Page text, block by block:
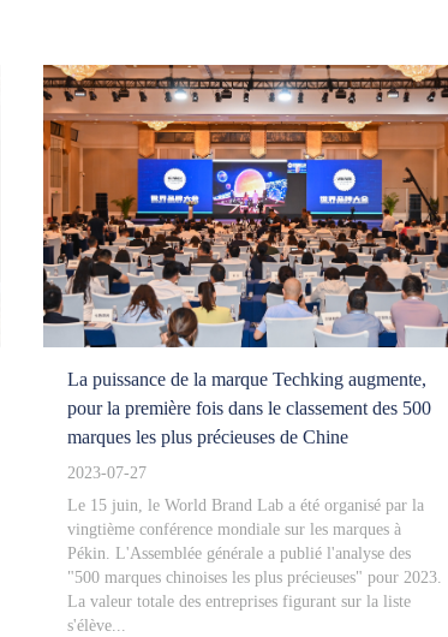
La puissance de la marque Techking augmente,
pour la première fois dans le classement des 500
marques les plus précieuses de Chine
2023-07-27
Le 15 juin, le World Brand Lab a été organisé par la
vingtième conférence mondiale sur les marques à
Pékin. L'Assemblée générale a publié l'analyse des
"500 marques chinoises les plus précieuses" pour 2023.
La valeur totale des entreprises figurant sur la liste
s'élève...